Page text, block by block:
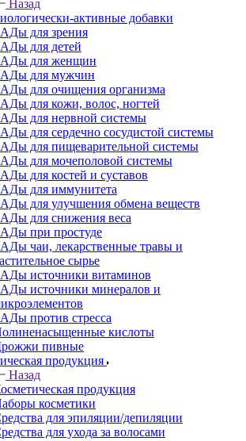
Назад
активные добавки
для зрения
для детей
для женщин
для мужчин
для очищения организма
для кожи, волос, ногтей
для нервной системы
для сердечно сосудистой системы
для пищеварительной системы
для мочеполовой системы
для костей и суставов
для иммунитета
для улучшения обмена веществ
для снижения веса
при простуде
чаи, лекарственные травы и
сырье
источники витаминов
источники минералов и
против стресса
кислоты
пивные
продукция
Назад
продукция
косметики
для эпиляции/депиляции
для ухода за волосами